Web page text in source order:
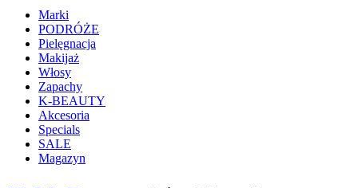
Marki
PODRÓŻE
Pielęgnacja
Makijaż
Włosy
Zapachy
K-BEAUTY
Akcesoria
Specials
SALE
Magazyn